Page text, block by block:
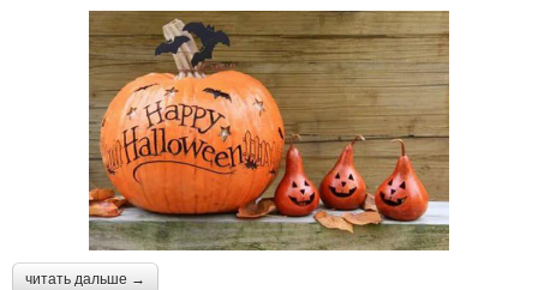
читать дальше →